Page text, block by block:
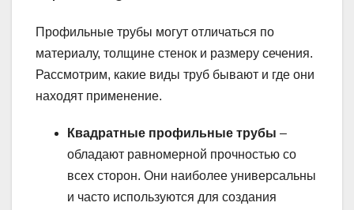
Профильные трубы могут отличаться по
материалу, толщине стенок и размеру сечения.
Рассмотрим, какие виды труб бывают и где они
находят применение.
Квадратные профильные трубы –
обладают равномерной прочностью со
всех сторон. Они наиболее универсальны
и часто используются для создания